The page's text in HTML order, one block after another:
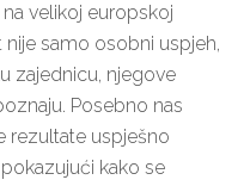
velikoj europskoj
samo osobni uspjeh,
zajednicu, njegove
Posebno nas
rezultate uspješno
kako se